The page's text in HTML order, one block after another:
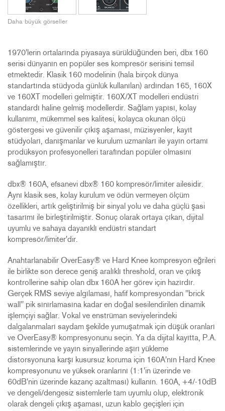
Daha büyük görseller
1970'lerin ortalarında piyasaya sürüldüğünden beri, dbx 160
serisi dünyanın en popüler ses kompresör serisini temsil
etmektedir. Klasik 160 modelinin (hala birçok dünya
standartında stüdyoda günlük kullanılan) ardından 165, 160X
ve 160XT modelleri gelmiştir. 160X/XT modelleri endüstri
standardı haline gelmiş modellerdir. Sağlam yapısı, kolay
kullanımı, mükemmel ses kalitesi, kolayca okunan ölçü
göstergesi ve güvenilir çıkış aşaması, müzisyenler, kayıt
stüdyoları, danışmanlar ve kurulum uzmanları ile yayın ortamı
prodüksyon profesyonelleri tarafından popüler olmasını
sağlamıştır.
dbx® 160A, efsanevi dbx® 160 kompresör/limiter ailesidir.
Aynı klasik ses, kolay kurulum ve ödün vermeyen ölçüm
özellikleri, artık geliştirilmiş bir sinyal yolu ve daha güçlü şasi
tasarımı ile birleştirilmiştir. Sonuç olarak ortaya çıkan, dijital
uyumlu ve sahaya dayanıklı endüstri standart
kompresör/limiter'dir.
Anahtarlanabilir OverEasy® ve Hard Knee kompresyon eğrileri
ile birlikte son derece geniş aralıklı threshold, oran ve çıkış
kontrollerine sahip olan dbx 160A her görev için hazırdır.
Gerçek RMS seviye algılaması, hafif kompresyondan "brick
wall" pik sınırlamasına kadar en doğal sesilendirilen dinamik
işlemçiyi sağlar. Vokal ve enstrüman seviyelerindeki
dalgalanmaları saydam şekilde yumuşatmak için düşük oranları
ve OverEasy® kompresyonunu seçin. Ya da dijital kayıtta, P.A.
sistemlerinde ve yayın sinyallerinde aşırı yükleme
distorsyonuna karşı kusursuz koruma için 160A'nın Hard Knee
kompresyonunu ve yüksek oranlarını (1:1'in üzerinde ve
60dB'nin üzerinde kazanç azaltması) kullanın. 160A, +4/-10dB
ve dengeli/dengesiz sistemlerle tam uyumlu olup, elektronik
olarak dengeli çıkış aşaması, uzun kablo geçişleri için